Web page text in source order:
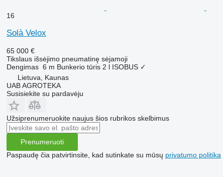
16
Solà Velox
65 000 €
Tikslaus išsėjimo pneumatinę sėjamoji
Dengimas 6 m Bunkerio tūris 2 l ISOBUS ✓
Lietuva, Kaunas
UAB AGROTEKA
Susisiekite su pardavėju
Užsiprenumeruokite naujus šios rubrikos skelbimus
Prenumeruoti
Paspaudę čia patvirtinsite, kad sutinkate su mūsų privatumo politika